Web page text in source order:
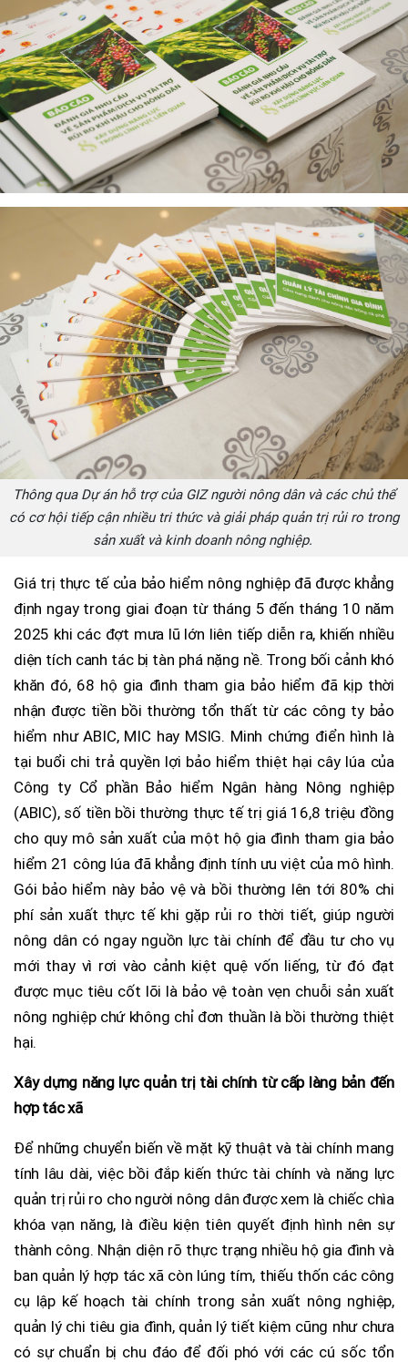
Thông qua Dự án hỗ trợ của GIZ người nông dân và các chủ thể
có cơ hội tiếp cận nhiều tri thức và giải pháp quản trị rủi ro trong
sản xuất và kinh doanh nông nghiệp.
Giá trị thực tế của bảo hiểm nông nghiệp đã được khẳng
định ngay trong giai đoạn từ tháng 5 đến tháng 10 năm
2025 khi các đợt mưa lũ lớn liên tiếp diễn ra, khiến nhiều
diện tích canh tác bị tàn phá nặng nề. Trong bối cảnh khó
khăn đó, 68 hộ gia đình tham gia bảo hiểm đã kịp thời
nhận được tiền bồi thường tổn thất từ các công ty bảo
hiểm như ABIC, MIC hay MSIG. Minh chứng điển hình là
tại buổi chi trả quyền lợi bảo hiểm thiệt hại cây lúa của
Công ty Cổ phần Bảo hiểm Ngân hàng Nông nghiệp
(ABIC), số tiền bồi thường thực tế trị giá 16,8 triệu đồng
cho quy mô sản xuất của một hộ gia đình tham gia bảo
hiểm 21 công lúa đã khẳng định tính ưu việt của mô hình.
Gói bảo hiểm này bảo vệ và bồi thường lên tới 80% chi
phí sản xuất thực tế khi gặp rủi ro thời tiết, giúp người
nông dân có ngay nguồn lực tài chính để đầu tư cho vụ
mới thay vì rơi vào cảnh kiệt quệ vốn liếng, từ đó đạt
được mục tiêu cốt lõi là bảo vệ toàn vẹn chuỗi sản xuất
nông nghiệp chứ không chỉ đơn thuần là bồi thường thiệt
hại.
Xây dựng năng lực quản trị tài chính từ cấp làng bản đến
hợp tác xã
Để những chuyển biến về mặt kỹ thuật và tài chính mang
tính lâu dài, việc bồi đắp kiến thức tài chính và năng lực
quản trị rủi ro cho người nông dân được xem là chiếc chìa
khóa vạn năng, là điều kiện tiên quyết định hình nên sự
thành công. Nhận diện rõ thực trạng nhiều hộ gia đình và
ban quản lý hợp tác xã còn lúng tím, thiếu thốn các công
cụ lập kế hoạch tài chính trong sản xuất nông nghiệp,
quản lý chi tiêu gia đình, quản lý tiết kiệm cũng như chưa
có sự chuẩn bị chu đáo để đối phó với các cú sốc tổn